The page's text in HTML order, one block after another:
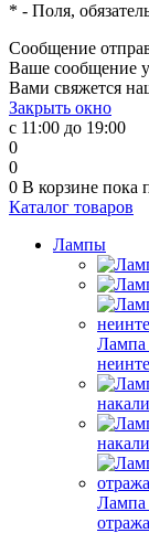
* - Поля,
Сообщение
Ваше сообщение
Вами свяжется
Закрыть окно
с 11:00 до 19:00
0
0
0 В корзине пока
Каталог товаров
Лампы
Лампа
Лампа